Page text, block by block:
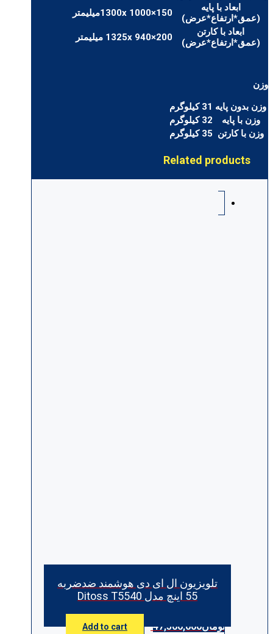
ابعاد با پایه
(عمق*ارتفاع*عرض)
1300x 1000×150میلیمتر
ابعاد با کارتن
(عمق*ارتفاع*عرض)
1325x 940×200 میلیمتر
وزن
وزن بدون پایه 31 کیلوگرم
وزن با پایه
32 کیلوگرم
وزن با کارتن 35 کیلوگرم
Related products
تلویزیون ال ای دی هوشمند ضدضربه
55 اینچ مدل Ditoss T5540
تومان47,500,000
Add to cart